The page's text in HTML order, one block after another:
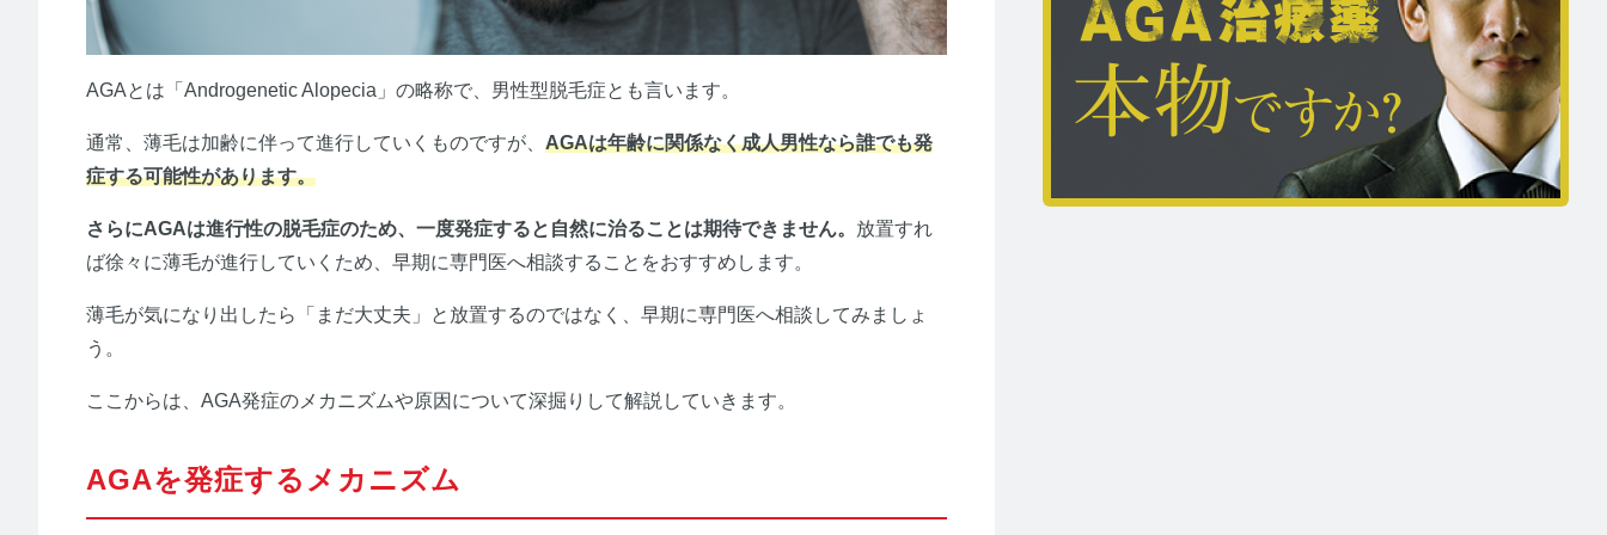
AGAとは「Androgenetic Alopecia」の略称で、男性型脱毛症とも言います。
通常、薄毛は加齢に伴って進行していくものですが、 AGAは年齢に関係なく成人男性なら誰でも発
症する可能性があります。
さらにAGAは進行性の脱毛症のため、一度発症すると自然に治ることは期待できません。 放置すれ
ば徐々に薄毛が進行していくため、早期に専門医へ相談することをおすすめします。
薄毛が気になり出したら「まだ大丈夫」と放置するのではなく、早期に専門医へ相談してみましょ
う。
ここからは、AGA発症のメカニズムや原因について深掘りして解説していきます。
AGAを発症するメカニズム